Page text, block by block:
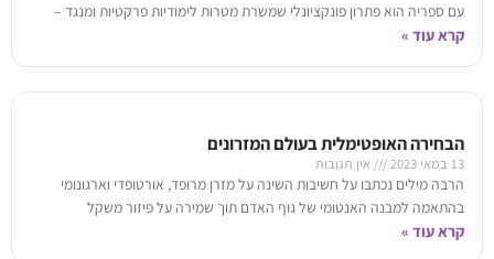
עם ספריה הוא פתרון פונקציונלי שמשרת מטרות לימודיות פרקטיות ומנגד –
חוסך שטח בחלל.
קרא עוד »
הבחירה האופטימלית בעולם המזרונים
13 במאי 2023 אין תגובות
הרבה מילים נכתבו על חשיבות השינה על מזרן מרופד, אורטופדי וארגונומי
בהתאמה למבנה האנטומי של גוף האדם תוך שמירה על פיזור משקל
אופטימלי. אם גם
קרא עוד »